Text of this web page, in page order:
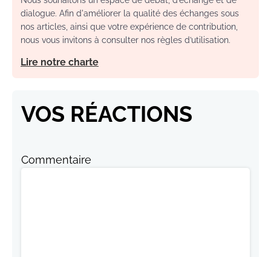
dialogue. Afin d'améliorer la qualité des échanges sous
nos articles, ainsi que votre expérience de contribution,
nous vous invitons à consulter nos règles d’utilisation.
Lire notre charte
VOS RÉACTIONS
Commentaire